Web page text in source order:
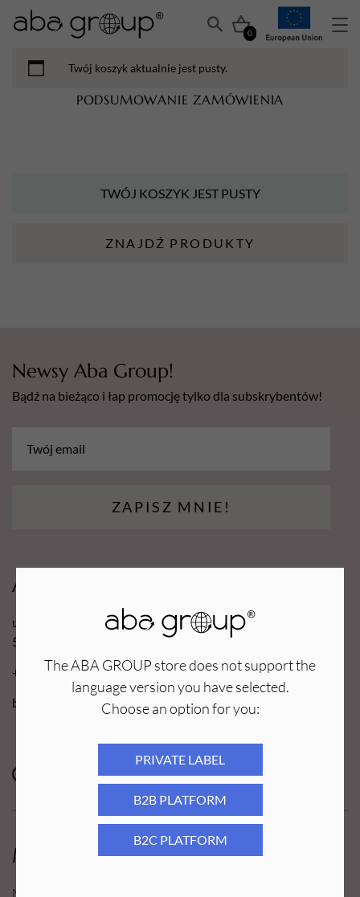
The ABA GROUP store does not support the
language version you have selected.
Choose an option for you:
PRIVATE LABEL
B2B PLATFORM
B2C PLATFORM
0
Twój koszyk aktualnie jest pusty.
PODSUMOWANIE ZAMÓWIENIA
TWÓJ KOSZYK JEST PUSTY
ZNAJDŹ PRODUKTY
Newsy Aba Group!
Bądź na bieżąco i łap promocję tylko dla subskrybentów!
ZAPISZ MNIE!
Moje Konto
Moje konto
Aba Group
ul. Robotnicza 70D
53-608 Wrocław
+48 71 727 60 16
bok@e-abagroup.com